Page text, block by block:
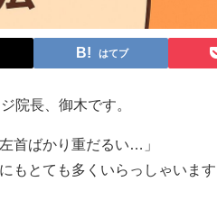
はてブ
院長、御木です。
首ばかり重だるい…」
もとても多くいらっしゃいます